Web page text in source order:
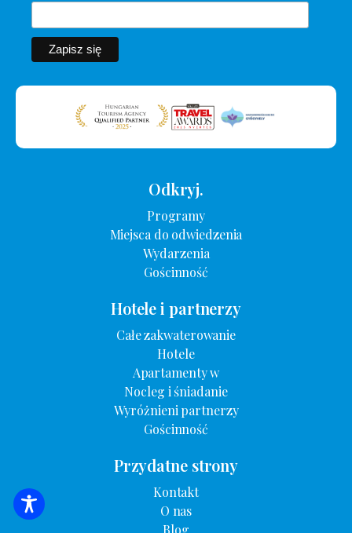
WYSZUKIWANIE ZAKWATEROWANIA
Odkryj.
Programy
Miejsca do odwiedzenia
Wydarzenia
Gościnność
Hotele i partnerzy
Całe zakwaterowanie
Hotele
Apartamenty w
Nocleg i śniadanie
Wyróżnieni partnerzy
Gościnność
Przydatne strony
Kontakt
O nas
Blog